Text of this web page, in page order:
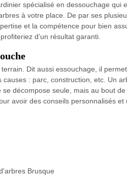
spécialisé en dessouchage qui
à votre place. De par ses
et la compétence pour bien
d’un résultat garanti.
Dit aussi essouchage, il
: parc, construction, etc. Un
décompose seule, mais au bout de
avoir des conseils personnalisés et
Brusque